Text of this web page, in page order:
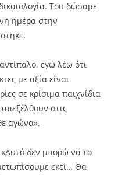
Του δώσαμε
ημέρα στην
εγώ λέω ότι
με αξία είναι
σε κρίσιμα παιχνίδια
στις
αγώνα».
δεν μπορώ να το
εκεί… Θα